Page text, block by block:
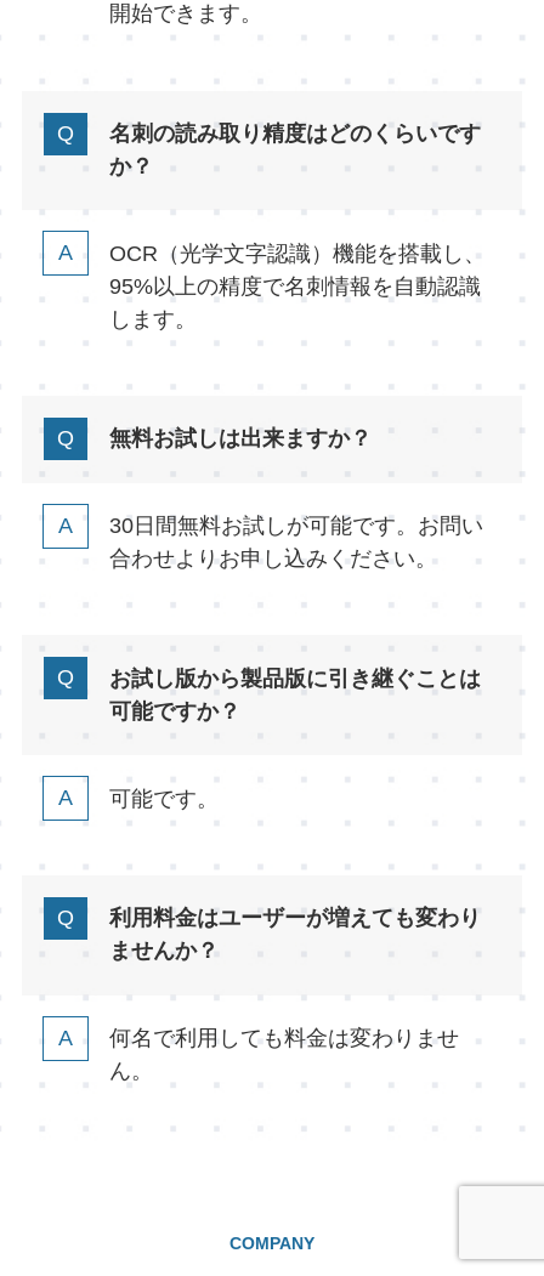
開始できます。
名刺の読み取り精度はどのくらいです
か？
OCR（光学文字認識）機能を搭載し、
95%以上の精度で名刺情報を自動認識
します。
無料お試しは出来ますか？
30日間無料お試しが可能です。お問い
合わせよりお申し込みください。
お試し版から製品版に引き継ぐことは
可能ですか？
可能です。
利用料金はユーザーが増えても変わり
ませんか？
何名で利用しても料金は変わりませ
ん。
COMPANY